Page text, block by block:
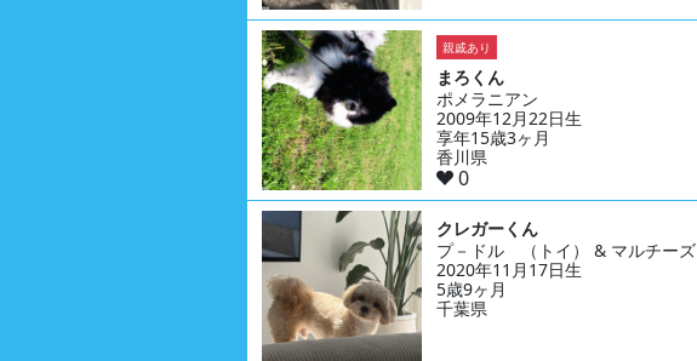
親戚あり
まろくん
ポメラニアン
2009年12月22日生
享年15歳3ヶ月
香川県
0
クレガーくん
プ－ドル （トイ） & マルチーズ
2020年11月17日生
5歳9ヶ月
千葉県